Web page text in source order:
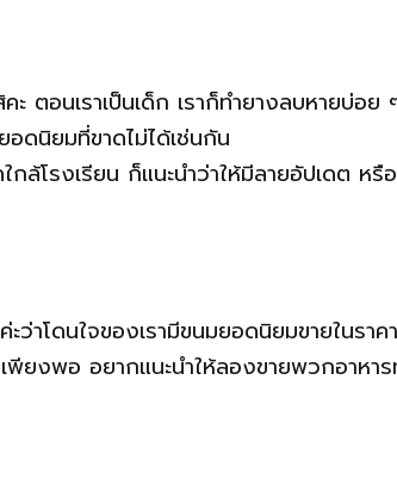
ะ ตอนเราเป็นเด็ก เราก็ทำยางลบหายบ่อ
อดนิยมที่ขาดไม่ได้เช่นกัน
ล้โรงเรียน ก็แนะนำว่าให้มีลายอัปเดต ห
ว่าโดนใจของเรามีขนมยอดนิยมขายในร
พียงพอ อยากแนะนำให้ลองขายพวกอาห